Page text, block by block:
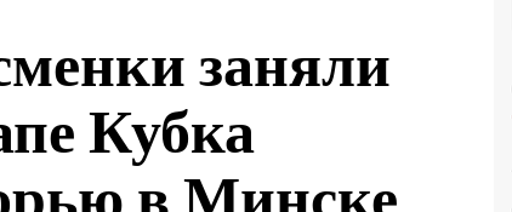
заняли
Кубка